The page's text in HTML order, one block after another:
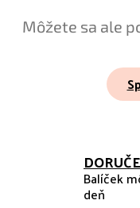
Môžete sa ale
Balíček
deň